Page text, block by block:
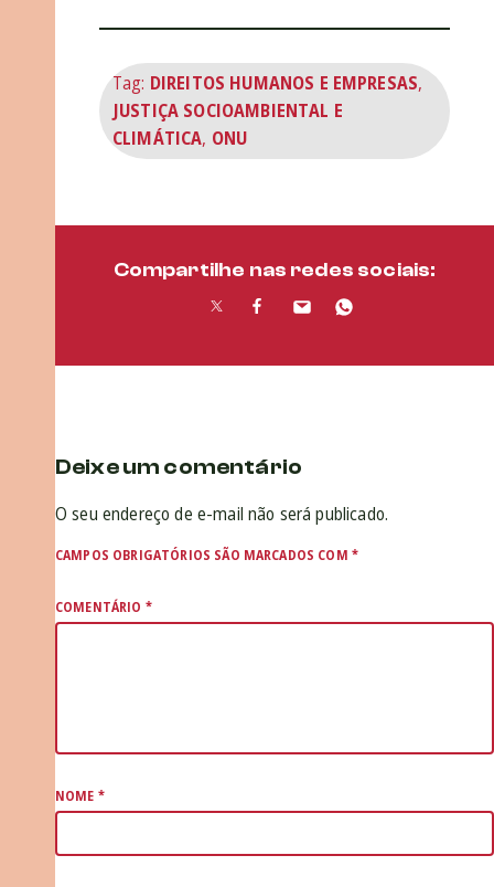
Tag: DIREITOS HUMANOS E EMPRESAS,
JUSTIÇA SOCIOAMBIENTAL E
CLIMÁTICA, ONU
Compartilhe nas redes sociais:
Deixe um comentário
O seu endereço de e-mail não será publicado.
CAMPOS OBRIGATÓRIOS SÃO MARCADOS COM *
COMENTÁRIO *
NOME *